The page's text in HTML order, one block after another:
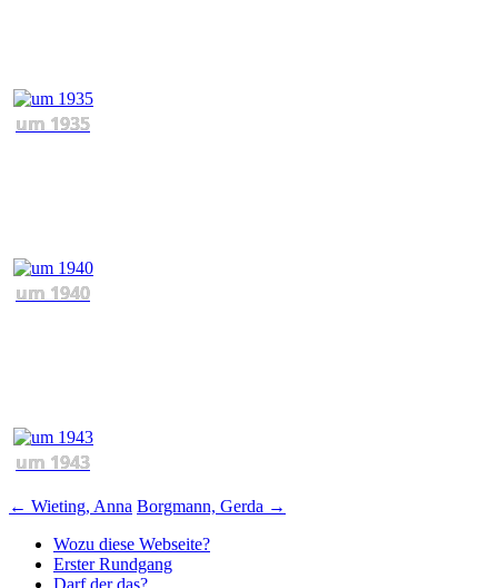
um 1935
um 1940
um 1943
Beitragsnavigation
← Wieting, Anna Borgmann, Gerda →
Wozu diese Webseite?
Erster Rundgang
Darf der das?